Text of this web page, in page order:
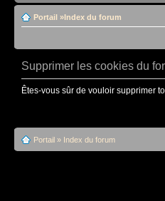
Portail »Index du forum
Supprimer les cookies du
Êtes-vous sûr de vouloir supprimer
Portail » Index du forum